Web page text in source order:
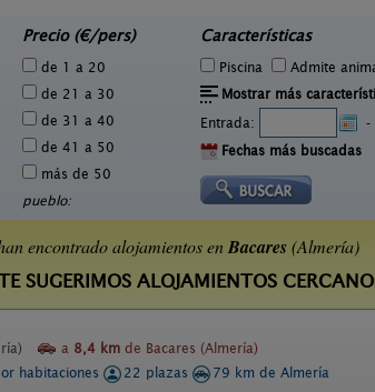
Precio (€/pers)
de 1 a 20
de 21 a 30
de 31 a 40
de 41 a 50
más de 50
pueblo:
Características
Piscina Admite
Mostrar más
Entrada:
-
Fechas más buscadas
encontrado alojamientos enBacares(Almería)
SUGERIMOS ALOJAMIENTOS
a 8,4 km de Bacares (Almería)
habitaciones
22 plazas
79 km de Almería